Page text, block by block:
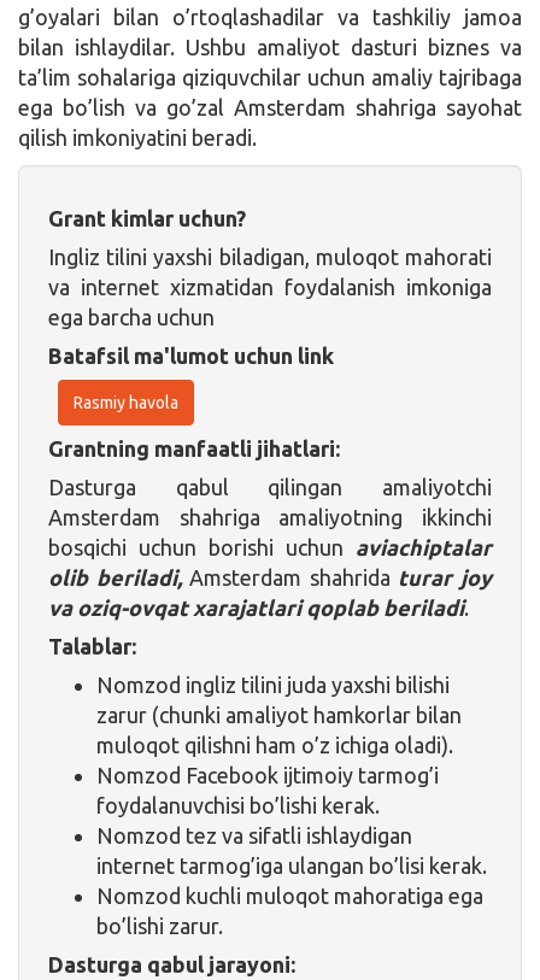
g’oyalari bilan o’rtoqlashadilar va tashkiliy jamoa
bilan ishlaydilar. Ushbu amaliyot dasturi biznes va
ta’lim sohalariga qiziquvchilar uchun amaliy tajribaga
ega bo’lish va go’zal Amsterdam shahriga sayohat
qilish imkoniyatini beradi.
Grant kimlar uchun?
Ingliz tilini yaxshi biladigan, muloqot mahorati
va internet xizmatidan foydalanish imkoniga
ega barcha uchun
Batafsil ma'lumot uchun link
Rasmiy havola
Grantning manfaatli jihatlari:
Dasturga qabul qilingan amaliyotchi
Amsterdam shahriga amaliyotning ikkinchi
bosqichi uchun borishi uchun aviachiptalar
olib beriladi,Amsterdam shahrida turar joy
va oziq-ovqat xarajatlari qoplab beriladi.
Talablar:
Nomzod ingliz tilini juda yaxshi bilishi
zarur (chunki amaliyot hamkorlar bilan
muloqot qilishni ham o’z ichiga oladi).
Nomzod Facebook ijtimoiy tarmog’i
foydalanuvchisi bo’lishi kerak.
Nomzod tez va sifatli ishlaydigan
internet tarmog’iga ulangan bo’lisi kerak.
Nomzod kuchli muloqot mahoratiga ega
bo’lishi zarur.
Dasturga qabul jarayoni: